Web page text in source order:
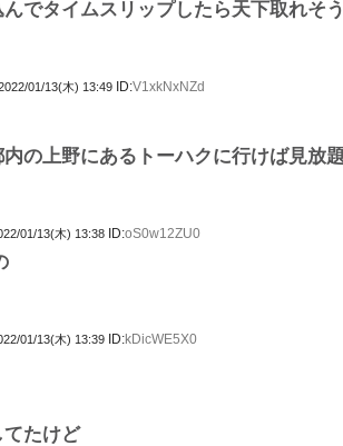
でタイムスリップしたら天下取れそう
01/13(木) 13:49 ID:V1xkNxNZd
の上野にあるトーハクに行けば見放
01/13(木) 13:38 ID:oS0w12ZU0
01/13(木) 13:39 ID:kDicWE5X0
たけど